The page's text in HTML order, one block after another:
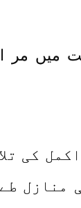
مر ا
کی
منازل